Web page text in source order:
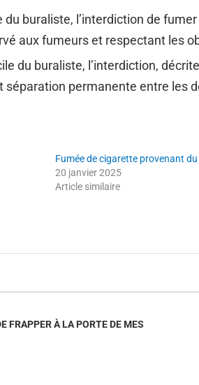
du buraliste, l’interdiction de
aux fumeurs et respectant les
du buraliste, l’interdiction,
séparation permanente entre les
Fumée de cigarette provenant
20 janvier 2025
Article similaire
FRAPPER À LA PORTE DE MES